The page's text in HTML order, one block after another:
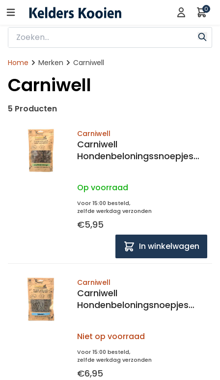
0
Home Merken Carniwell
Carniwell
5 Producten
Carniwell
Carniwell
Hondenbeloningssnoepjes
Op voorraad
Voor 15:00 besteld,
zelfde werkdag verzonden
€5,95
In winkelwagen
Carniwell
Carniwell
Hondenbeloningsnoepjes
Niet op voorraad
Voor 15:00 besteld,
zelfde werkdag verzonden
€6,95